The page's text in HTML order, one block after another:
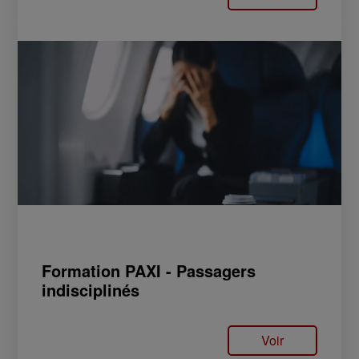
Formation PAXI - Passagers
indisciplinés
Voir